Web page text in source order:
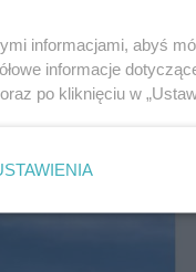
informacjami, abyś
informacje
oraz po kliknięciu w